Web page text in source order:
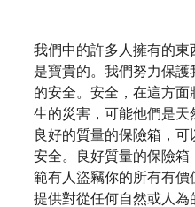
我們中的許多人擁有的東
是寶貴的。我們努力保
的安全。安全，在這方
生的災害，可能他們是
良好的質量的保險箱，
安全。良好質量的保險
範有人盜竊你的所有有
提供對從任何自然或人為